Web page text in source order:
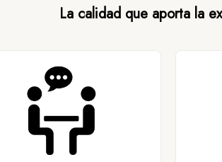
La calidad que aporta la